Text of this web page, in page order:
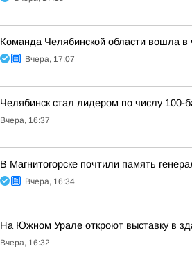
Команда Челябинской области вошла в
Вчера, 17:07
Челябинск стал лидером по числу 100-
Вчера, 16:37
В Магнитогорске почтили память
Вчера, 16:34
На Южном Урале откроют выставку в
Вчера, 16:32